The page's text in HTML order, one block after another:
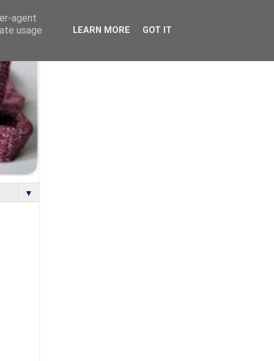
▼
agent
usage
LEARN MORE GOT IT